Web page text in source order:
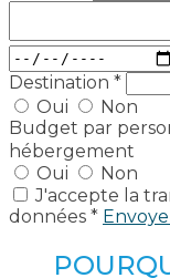
Destination *
Oui
Non
Budget par
hébergement
Oui
Non
J'accepte la
données *